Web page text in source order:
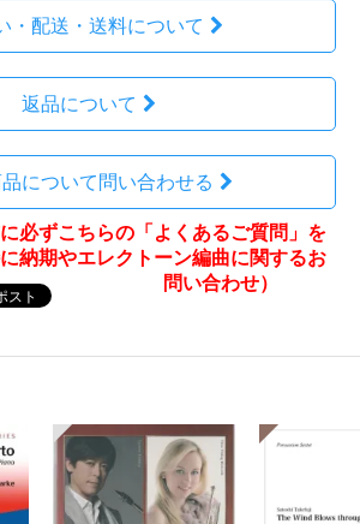
・配送・送料について
返品について
について問い合わせる
必ずこちらの「よくあるご質問」を
納期やエレクトーン編曲に関するお
問い合わせ）